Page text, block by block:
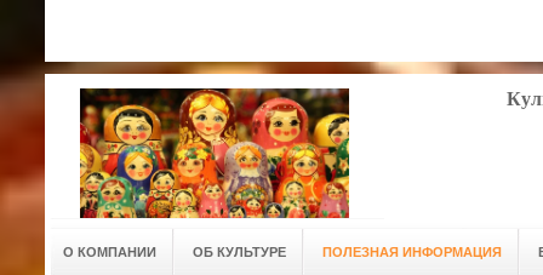
О КОМПАНИИ ОБ КУЛЬТУРЕ ПОЛЕЗНАЯ ИНФОРМАЦИЯ